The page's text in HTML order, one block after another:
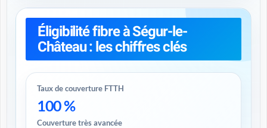
Éligibilité fibre à Ségur-le-
Château : les chiffres clés
Taux de couverture FTTH
100 %
Couverture très avancée